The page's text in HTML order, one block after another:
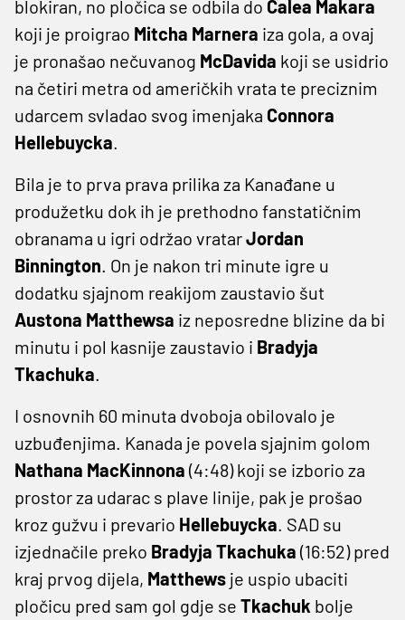
blokiran, no pločica se odbila do Calea Makara
koji je proigrao Mitcha Marnera iza gola, a ovaj
je pronašao nečuvanog McDavida koji se usidrio
na četiri metra od američkih vrata te preciznim
udarcem svladao svog imenjaka Connora
Hellebuycka.
Bila je to prva prava prilika za Kanađane u
produžetku dok ih je prethodno fanstatičnim
obranama u igri održao vratarJordan
Binnington. On je nakon tri minute igre u
dodatku sjajnom reakijom zaustavio šut
Austona Matthewsa iz neposredne blizine da bi
minutu i pol kasnije zaustavio i Bradyja
Tkachuka.
I osnovnih 60 minuta dvoboja obilovalo je
uzbuđenjima. Kanada je povela sjajnim golom
Nathana MacKinnona (4:48) koji se izborio za
prostor za udarac s plave linije, pak je prošao
kroz gužvu i prevario Hellebuycka. SAD su
izjednačile preko Bradyja Tkachuka (16:52) pred
kraj prvog dijela, Matthews je uspio ubaciti
pločicu pred sam gol gdje se Tkachuk bolje